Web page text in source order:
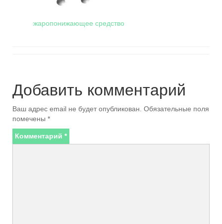
жаропонижающее средство
Добавить комментарий
Ваш адрес email не будет опубликован. Обязательные поля
помечены *
Комментарий *